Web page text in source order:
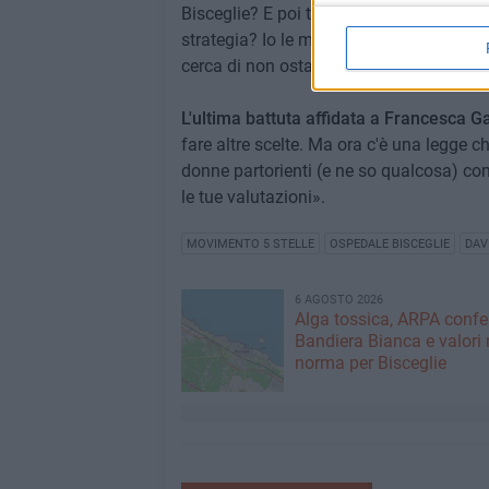
Bisceglie? E poi tu cosa fai? Passi a
strategia? Io le mie valutazioni le ho
cerca di non ostacolare chi ci sta
L'ultima battuta affidata a Francesca
fare altre scelte. Ma ora c'è una legge
donne partorienti (e ne so qualcosa)
le tue valutazioni».
MOVIMENTO 5 STELLE OSPEDALE BISCEGLIE
6 AGOSTO 2026
Alga tossica, ARPA
Bandiera Bianca e valori
norma per Bisceglie